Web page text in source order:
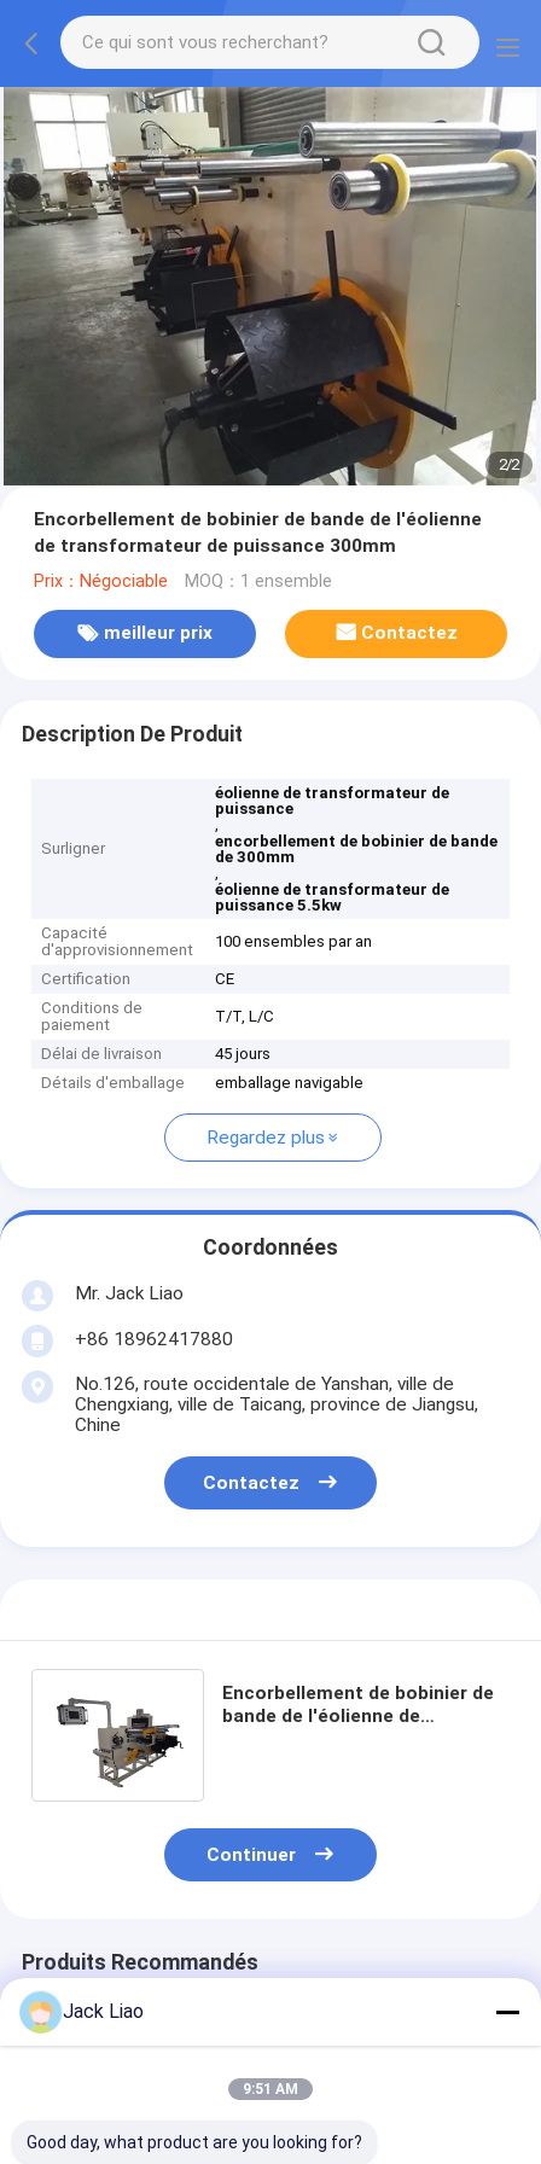
2/2
Encorbellement de bobinier de bande de l'éolienne
de transformateur de puissance 300mm
Prix：Négociable MOQ：1 ensemble
meilleur prix Contactez
Description De Produit
Surligner
éolienne de transformateur de
puissance
,
encorbellement de bobinier de bande
de 300mm
,
éolienne de transformateur de
puissance 5.5kw
Capacité
d'approvisionnement
100 ensembles par an
Certification
CE
Conditions de
paiement
T/T, L/C
Délai de livraison
45 jours
Détails d'emballage
emballage navigable
Regardez plus
Coordonnées
Mr. Jack Liao
+86 18962417880
No.126, route occidentale de Yanshan, ville de
Chengxiang, ville de Taicang, province de Jiangsu,
Chine
Contactez
Encorbellement de bobinier de
bande de l'éolienne de
Continuer
Produits Recommandés
Jack Liao
9:51 AM
Good day, what product are you looking for?